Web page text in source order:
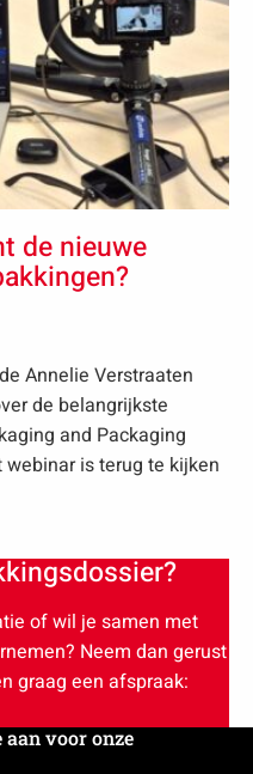
de nieuwe
Annelie Verstraaten
de belangrijkste
and Packaging
webinar is terug te kijken
of wil je samen met
Neem dan gerust
graag een afspraak:
aan voor onze